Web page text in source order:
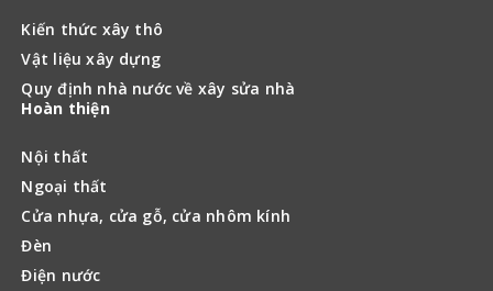
Kiến thức xây thô
Vật liệu xây dựng
Quy định nhà nước về xây sửa nhà
Hoàn thiện
Nội thất
Ngoại thất
Cửa nhựa, cửa gỗ, cửa nhôm kính
Đèn
Điện nước